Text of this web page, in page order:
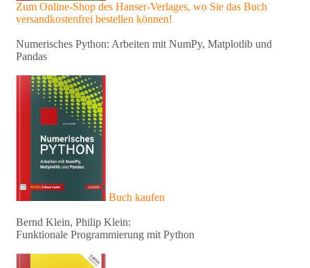
Zum Online-Shop des Hanser-Verlages, wo Sie das Buch
versandkostenfrei bestellen können!
Numerisches Python: Arbeiten mit NumPy, Matplotlib und
Pandas
Buch kaufen
Bernd Klein, Philip Klein:
Funktionale Programmierung mit Python